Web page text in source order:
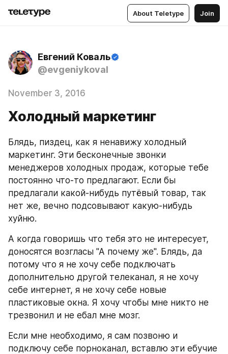
About Teletype Join
Евгений Коваль
@evgeniykoval
November 3, 2016
Холодный маркетинг
Блядь, пиздец, как я ненавижу холодный
маркетинг. Эти бесконечные звонки
менеджеров холодных продаж, которые тебе
постоянно что-то предлагают. Если бы
предлагали какой-нибудь путёвый товар, так
нет же, вечно подсовывают какую-нибудь
хуйню.
А когда говоришь что тебя это не интересует,
доносятся возгласы "А почему же". Блядь, да
потому что я не хочу себе подключать
дополнительно другой телеканал, я не хочу
себе интернет, я не хочу себе новые
пластиковые окна. Я хочу чтобы мне никто не
трезвонил и не ебал мне мозг.
Если мне необходимо, я сам позвоню и
подключу себе порноканал, вставлю эти ебучие